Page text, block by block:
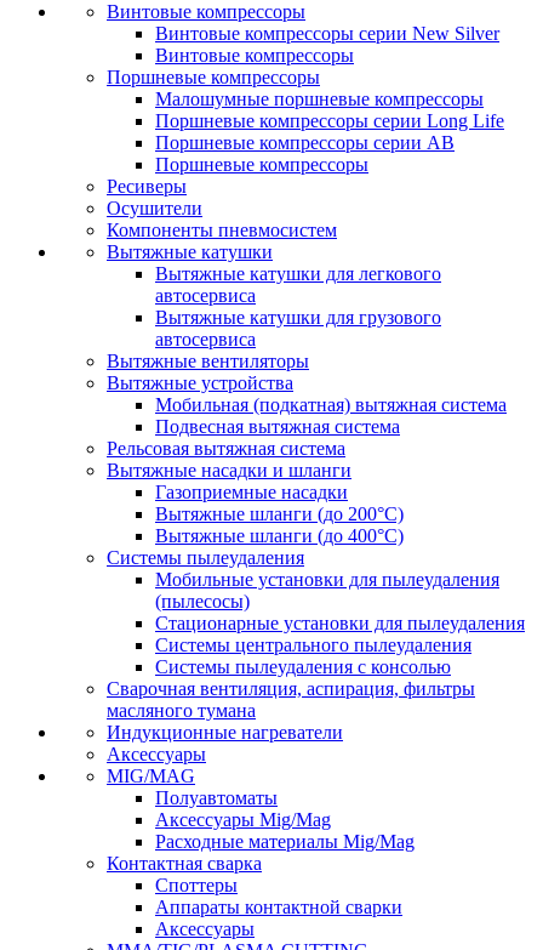
Винтовые компрессоры
Винтовые компрессоры серии New Silver
Винтовые компрессоры
Поршневые компрессоры
Малошумные поршневые компрессоры
Поршневые компрессоры серии Long Life
Поршневые компрессоры серии AB
Поршневые компрессоры
Ресиверы
Осушители
Компоненты пневмосистем
Вытяжные катушки
Вытяжные катушки для легкового
автосервиса
Вытяжные катушки для грузового
автосервиса
Вытяжные вентиляторы
Вытяжные устройства
Мобильная (подкатная) вытяжная система
Подвесная вытяжная система
Рельсовая вытяжная система
Вытяжные насадки и шланги
Газоприемные насадки
Вытяжные шланги (до 200°C)
Вытяжные шланги (до 400°C)
Системы пылеудаления
Мобильные установки для пылеудаления
(пылесосы)
Стационарные установки для пылеудаления
Системы центрального пылеудаления
Системы пылеудаления с консолью
Сварочная вентиляция, аспирация, фильтры
масляного тумана
Индукционные нагреватели
Аксессуары
MIG/MAG
Полуавтоматы
Аксессуары Mig/Mag
Расходные материалы Mig/Mag
Контактная сварка
Споттеры
Аппараты контактной сварки
Аксессуары